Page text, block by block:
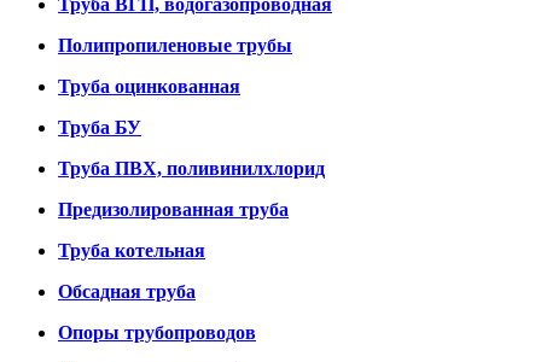
Труба ВГП, водогазопроводная
Полипропиленовые трубы
Труба оцинкованная
Труба БУ
Труба ПВХ, поливинилхлорид
Предизолированная труба
Труба котельная
Обсадная труба
Опоры трубопроводов